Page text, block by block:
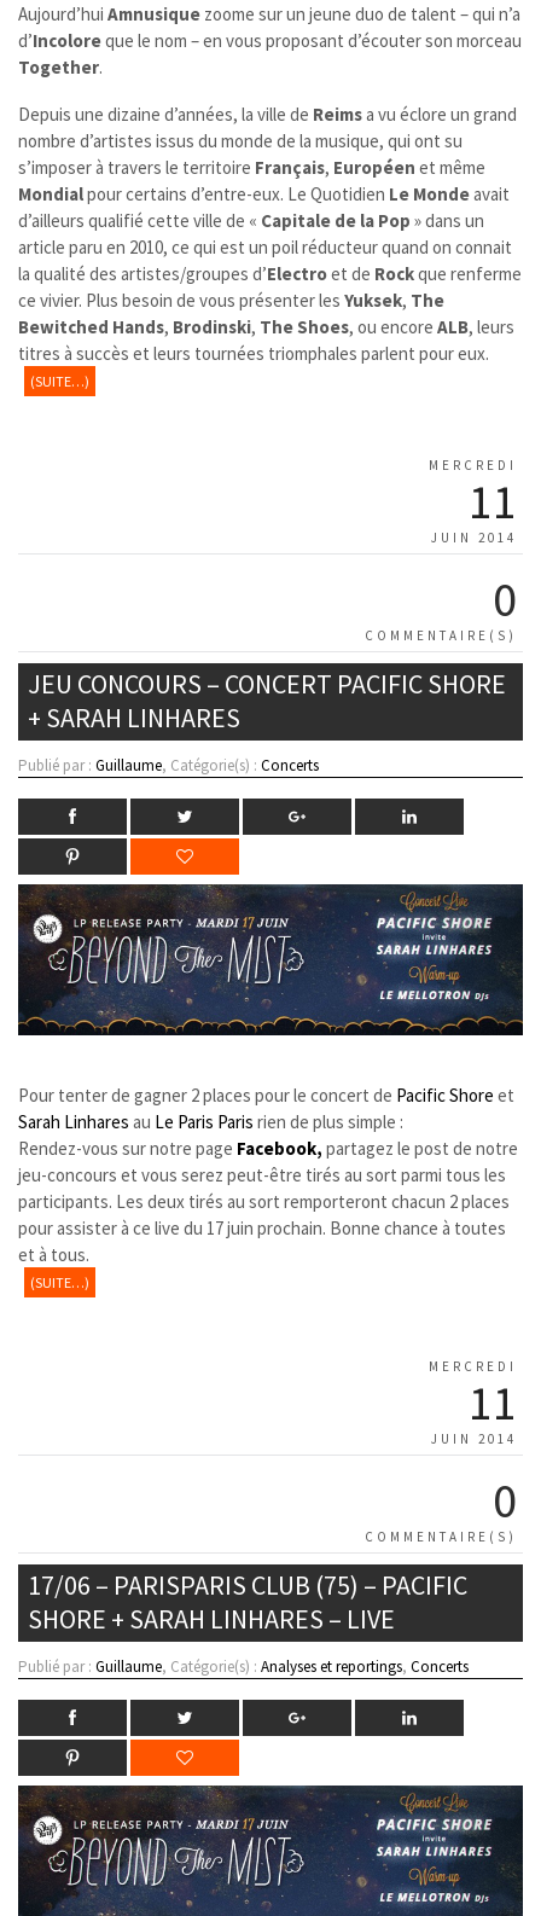
Aujourd’hui Amnusique zoome sur un jeune duo de talent – qui n’a
d’Incoloreque le nom – en vous proposant d’écouter son morceau
Together.
Depuis une dizaine d’années, la ville de Reimsa vu éclore un grand
nombre d’artistes issus du monde de la musique, qui ont su
s’imposer à travers le territoire Français, Européen et même
Mondialpour certains d’entre-eux. Le Quotidien Le Mondeavait
d’ailleurs qualifié cette ville de « Capitale de la Pop » dans un
article paru en 2010, ce qui est un poil réducteur quand on connait
la qualité des artistes/groupes d’Electroet de Rockque renferme
ce vivier. Plus besoin de vous présenter les Yuksek, The
Bewitched Hands, Brodinski, The Shoes, ou encore ALB, leurs
titres à succès et leurs tournées triomphales parlent pour eux.
(SUITE…)
MERCREDI
11
JUIN 2014
0
COMMENTAIRE(S)
JEU CONCOURS – CONCERT PACIFIC SHORE
+ SARAH LINHARES
Publié par : Guillaume, Catégorie(s) : Concerts
Pour tenter de gagner 2 places pour le concert de Pacific Shore et
Sarah Linhares au Le Paris Paris rien de plus simple :
Rendez-vous sur notre page Facebook, partagez le post de notre
jeu-concours et vous serez peut-être tirés au sort parmi tous les
participants. Les deux tirés au sort remporteront chacun 2 places
pour assister à ce live du 17 juin prochain. Bonne chance à toutes
et à tous.
(SUITE…)
MERCREDI
11
JUIN 2014
0
COMMENTAIRE(S)
17/06 – PARISPARIS CLUB (75) – PACIFIC
SHORE + SARAH LINHARES – LIVE
Publié par : Guillaume, Catégorie(s) : Analyses et reportings, Concerts